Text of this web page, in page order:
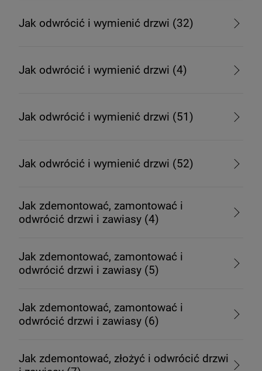
Jak odwrócić i wymienić drzwi (32)
Jak odwrócić i wymienić drzwi (4)
Jak odwrócić i wymienić drzwi (51)
Jak odwrócić i wymienić drzwi (52)
Jak zdemontować, zamontować i
odwrócić drzwi i zawiasy (4)
Jak zdemontować, zamontować i
odwrócić drzwi i zawiasy (5)
Jak zdemontować, zamontować i
odwrócić drzwi i zawiasy (6)
Jak zdemontować, złożyć i odwrócić drzwi